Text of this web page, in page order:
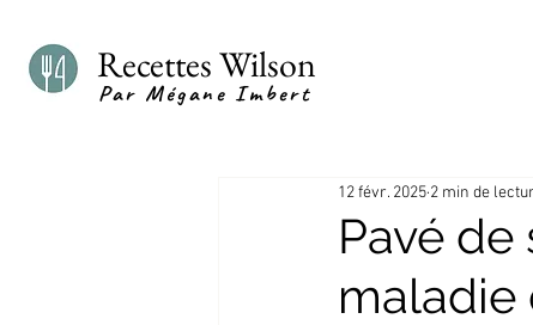
Recettes Wilson
Par Mégane Imbert
Pavé
maladie
12 févr. 2025 2 min de